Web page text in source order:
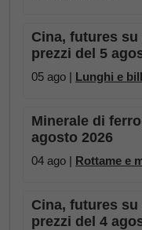
Cina, futures
prezzi del 5
05 ago | Lunghi e
Minerale di
agosto 2026
04 ago | Rottame e
Cina, futures
prezzi del 4